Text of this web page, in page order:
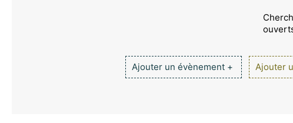
Ajouter un évènement + Ajouter